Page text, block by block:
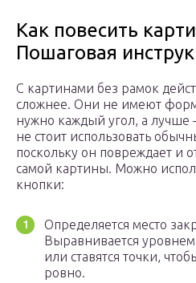
Как повесить
Пошаговая
С картинами без рамок
сложнее. Они не имеют
нужно каждый угол, а лучше
не стоит использовать
поскольку он повреждает и
самой картины. Можно
кнопки:
Определяется место
Выравнивается
или ставятся точки,
ровно.